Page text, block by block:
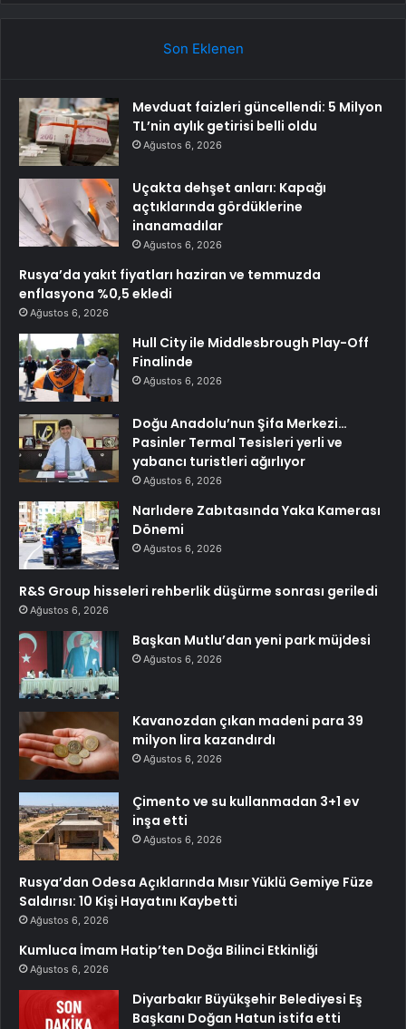
Son Eklenen
Mevduat faizleri güncellendi: 5 Milyon
TL’nin aylık getirisi belli oldu
Ağustos 6, 2026
Uçakta dehşet anları: Kapağı
açtıklarında gördüklerine
inanamadılar
Ağustos 6, 2026
Rusya’da yakıt fiyatları haziran ve temmuzda
enflasyona %0,5 ekledi
Ağustos 6, 2026
Hull City ile Middlesbrough Play-Off
Finalinde
Ağustos 6, 2026
Doğu Anadolu’nun Şifa Merkezi…
Pasinler Termal Tesisleri yerli ve
yabancı turistleri ağırlıyor
Ağustos 6, 2026
Narlıdere Zabıtasında Yaka Kamerası
Dönemi
Ağustos 6, 2026
R&S Group hisseleri rehberlik düşürme sonrası geriledi
Ağustos 6, 2026
Başkan Mutlu’dan yeni park müjdesi
Ağustos 6, 2026
Kavanozdan çıkan madeni para 39
milyon lira kazandırdı
Ağustos 6, 2026
Çimento ve su kullanmadan 3+1 ev
inşa etti
Ağustos 6, 2026
Rusya’dan Odesa Açıklarında Mısır Yüklü Gemiye Füze
Saldırısı: 10 Kişi Hayatını Kaybetti
Ağustos 6, 2026
Kumluca İmam Hatip’ten Doğa Bilinci Etkinliği
Ağustos 6, 2026
Diyarbakır Büyükşehir Belediyesi Eş
Başkanı Doğan Hatun istifa etti